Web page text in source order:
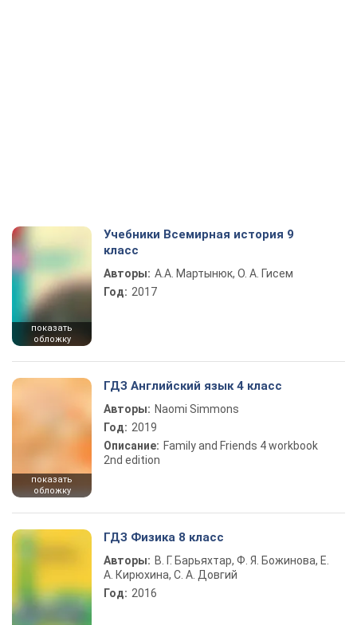
показать
обложку
Учебники Всемирная история 9
класс
Авторы: А.А. Мартынюк, О. А. Гисем
Год: 2017
показать
обложку
ГДЗ Английский язык 4 класс
Авторы: Naomi Simmons
Год: 2019
Описание: Family and Friends 4 workbook
2nd edition
ГДЗ Физика 8 класс
Авторы: В. Г. Барьяхтар, Ф. Я. Божинова, Е.
А. Кирюхина, С. А. Довгий
Год: 2016